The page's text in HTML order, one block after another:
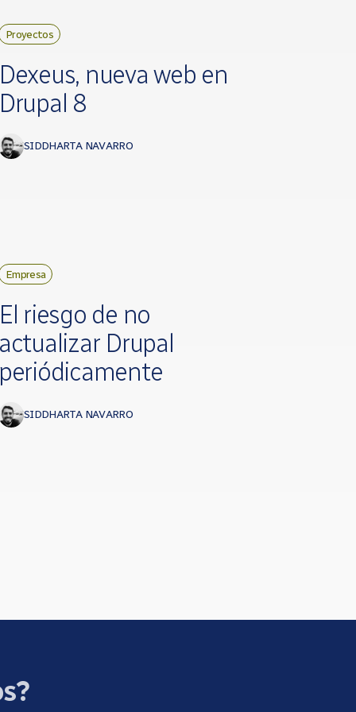
Proyectos
Dexeus, nueva web en
Drupal 8
SIDDHARTA NAVARRO
Empresa
El riesgo de no
actualizar Drupal
periódicamente
SIDDHARTA NAVARRO